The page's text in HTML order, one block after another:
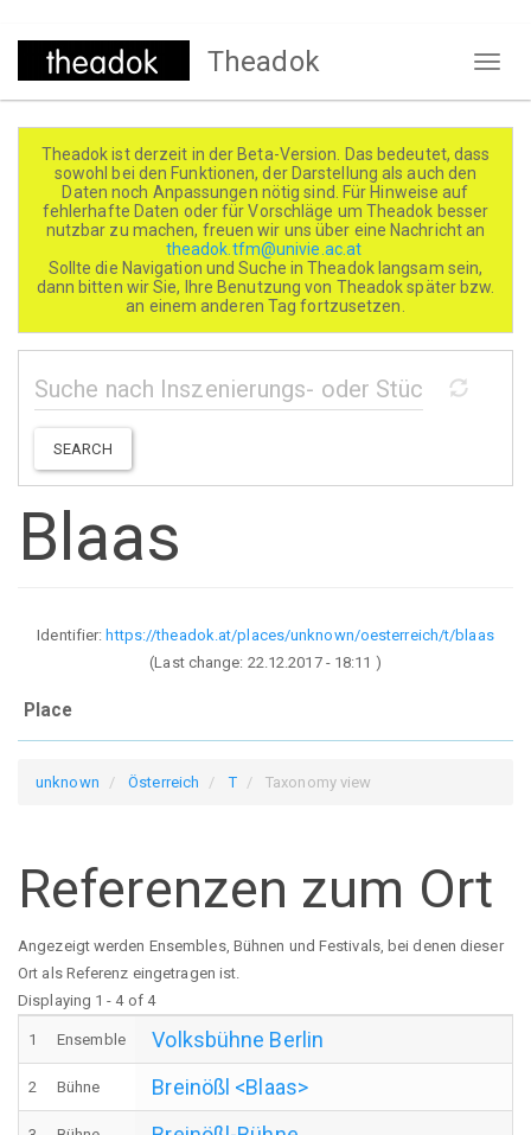
Direkt
Theadok
Theadok ist derzeit in der Beta-Version. Das bedeutet, dass
sowohl bei den Funktionen, der Darstellung als auch den
Daten noch Anpassungen nötig sind. Für Hinweise auf
fehlerhafte Daten oder für Vorschläge um Theadok besser
nutzbar zu machen, freuen wir uns über eine Nachricht an
theadok.tfm@univie.ac.at
Sollte die Navigation und Suche in Theadok langsam sein,
dann bitten wir Sie, Ihre Benutzung von Theadok später bzw.
an einem anderen Tag fortzusetzen.
SEARCH
Blaas
Identifier:https://theadok.at/places/unknown/oesterreich/t/blaas
(Last change: 22.12.2017 - 18:11 )
Place
unknown Österreich T Taxonomy view
Referenzen zum Ort
Angezeigt werden Ensembles, Bühnen und Festivals, bei denen dieser
Ort als Referenz eingetragen ist.
Displaying 1 - 4 of 4
1 Ensemble Volksbühne Berlin
2 Bühne Breinößl <Blaas>